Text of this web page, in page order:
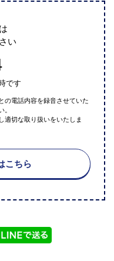
い
です
の電話内容を録音させていた
。
適切な取り扱いをいたしま
こちら